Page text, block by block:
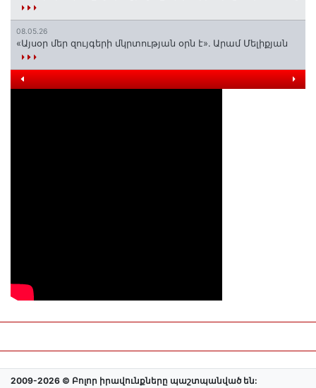
08.05.26
«Այսօր մեր զույգերի մկրտության օրն է»․ Արամ Մելիքյան
2009-2026 © Բոլոր իրավունքները պաշտպանված են: